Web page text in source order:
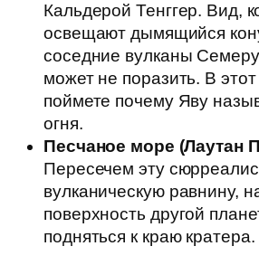
Кальдерой Тенггер. Вид,
освещают дымящийся
соседние вулканы
может не поразить. В
поймете почему Яву
огня.
Песчаное море (Лаутан
Пересечем эту
вулканическую равнину,
поверхность другой
подняться к краю кратера.